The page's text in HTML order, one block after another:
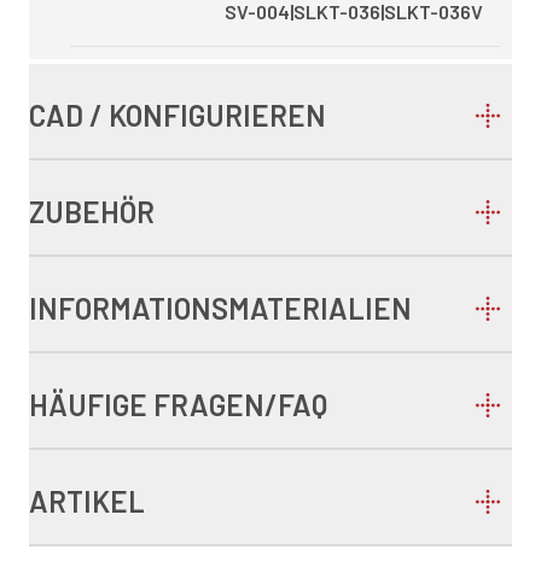
SV-004|SLKT-036|SLKT-036V
CAD / KONFIGURIEREN
ZUBEHÖR
INFORMATIONSMATERIALIEN
HÄUFIGE FRAGEN/FAQ
ARTIKEL